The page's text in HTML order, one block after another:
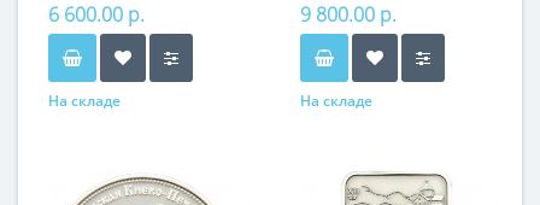
6 600.00 р.
На складе
9 800.00 р.
На складе